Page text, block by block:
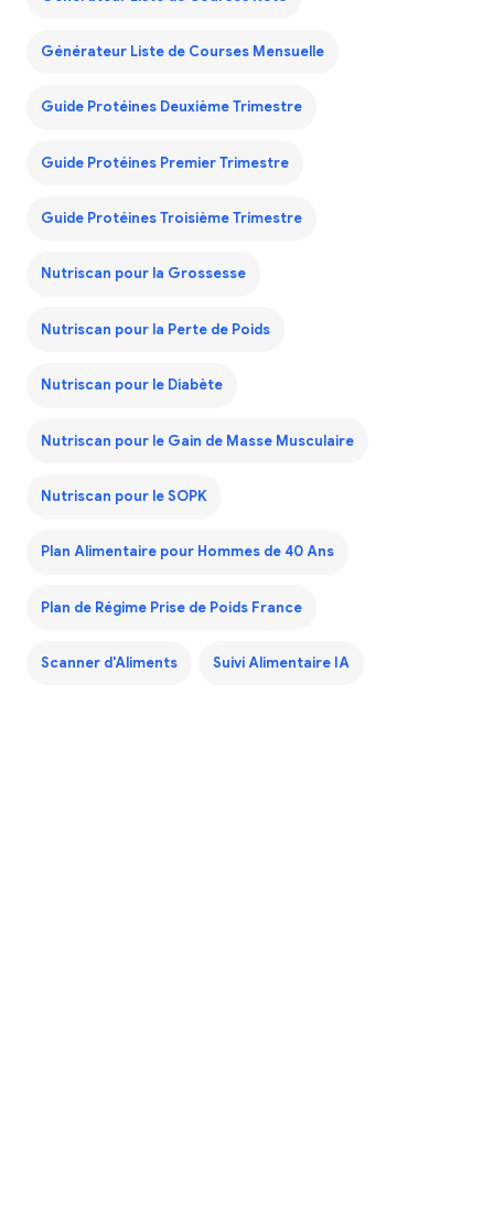
Générateur Liste de Courses Mensuelle
Guide Protéines Deuxième Trimestre
Guide Protéines Premier Trimestre
Guide Protéines Troisième Trimestre
Nutriscan pour la Grossesse
Nutriscan pour la Perte de Poids
Nutriscan pour le Diabète
Nutriscan pour le Gain de Masse Musculaire
Nutriscan pour le SOPK
Plan Alimentaire pour Hommes de 40 Ans
Plan de Régime Prise de Poids France
Scanner d'Aliments Suivi Alimentaire IA